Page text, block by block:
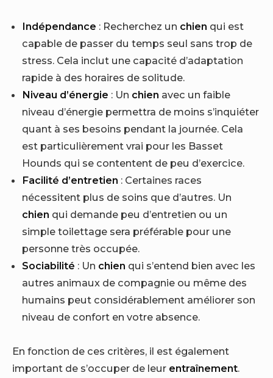
Indépendance : Recherchez un chien qui est
capable de passer du temps seul sans trop de
stress. Cela inclut une capacité d’adaptation
rapide à des horaires de solitude.
Niveau d’énergie : Un chien avec un faible
niveau d’énergie permettra de moins s’inquiéter
quant à ses besoins pendant la journée. Cela
est particulièrement vrai pour les Basset
Hounds qui se contentent de peu d’exercice.
Facilité d’entretien : Certaines races
nécessitent plus de soins que d’autres. Un
chien qui demande peu d’entretien ou un
simple toilettage sera préférable pour une
personne très occupée.
Sociabilité : Un chien qui s’entend bien avec les
autres animaux de compagnie ou même des
humains peut considérablement améliorer son
niveau de confort en votre absence.
En fonction de ces critères, il est également
important de s’occuper de leur entraînement.